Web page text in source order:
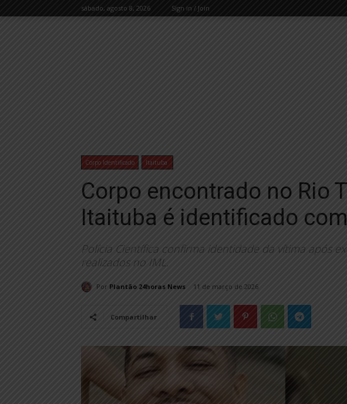
sábado, agosto 8, 2026 Sign in / Join
Corpo Identificado Itaituba
Corpo encontrado no Rio
Itaituba é identificado
Polícia Científica confirma identidade da vítima após
realizados no IML.
Por Plantão 24horas News 11 de março de 2026
Compartilhar